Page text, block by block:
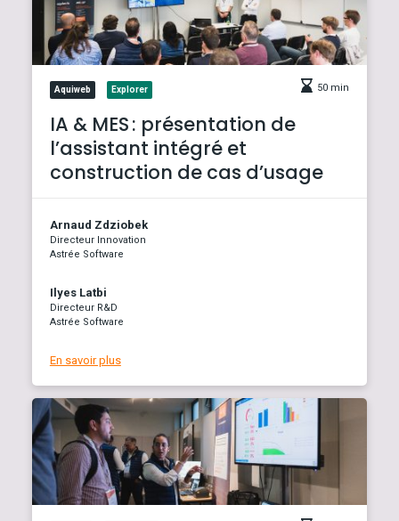
Aquiweb Explorer 50 min
IA & MES : présentation de
l’assistant intégré et
construction de cas d’usage
Arnaud Zdziobek
Directeur Innovation
Astrée Software
Ilyes Latbi
Directeur R&D
Astrée Software
En savoir plus